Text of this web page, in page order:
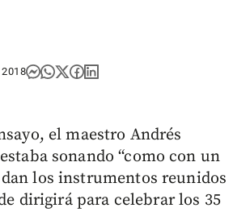
el maestro Andrés
sonando “como con un
los instrumentos reunidos
dirigirá para celebrar los 35